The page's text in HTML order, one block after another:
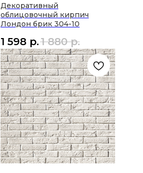
Декоративный
облицовочный кирпич
Лондон брик 304-10
1 598 р.1 880 р.